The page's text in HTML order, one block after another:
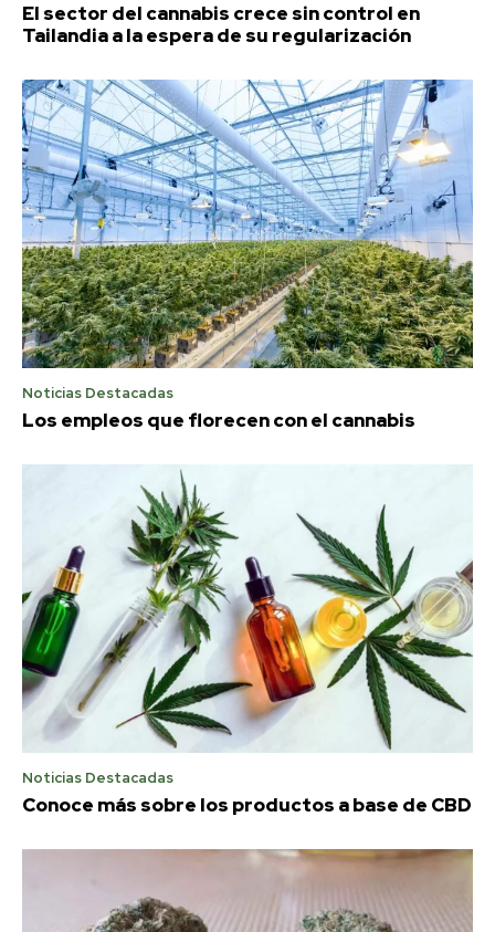
El sector del cannabis crece sin control en
Tailandia a la espera de su regularización
Noticias Destacadas
Los empleos que florecen con el cannabis
Noticias Destacadas
Conoce más sobre los productos a base de CBD